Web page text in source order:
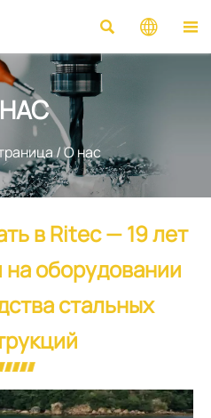
  
/О нас
в Ritec — 19 лет
оборудовании
стальных